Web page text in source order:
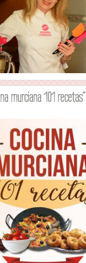
murciana 101 recetas"